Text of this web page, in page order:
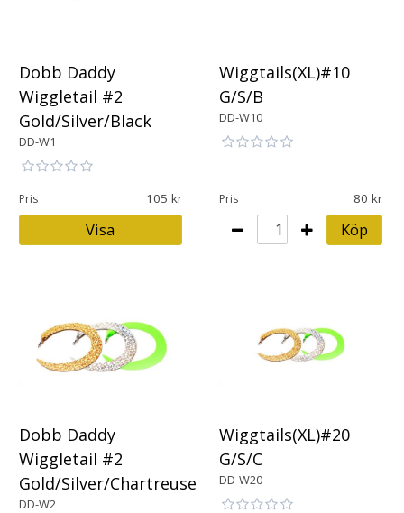
Dobb Daddy
Wiggletail #2
Gold/Silver/Black
DD-W1
Pris 105
Visa
Wiggtails(XL)#10
G/S/B
DD-W10
Pris 80
Köp
Dobb Daddy
Wiggletail #2
Gold/Silver/Chartreuse
DD-W2
Wiggtails(XL)#20
G/S/C
DD-W20